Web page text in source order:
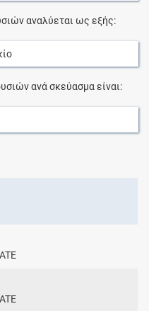
αναλύεται ως εξής:
ανά σκεύασμα είναι: